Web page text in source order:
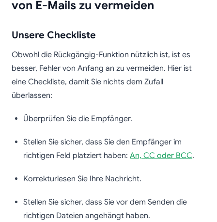
von E-Mails zu vermeiden
Unsere Checkliste
Obwohl die Rückgängig-Funktion nützlich ist, ist es
besser, Fehler von Anfang an zu vermeiden. Hier ist
eine Checkliste, damit Sie nichts dem Zufall
überlassen:
Überprüfen Sie die Empfänger.
Stellen Sie sicher, dass Sie den Empfänger im
richtigen Feld platziert haben: An, CC oder BCC.
Korrekturlesen Sie Ihre Nachricht.
Stellen Sie sicher, dass Sie vor dem Senden die
richtigen Dateien angehängt haben.